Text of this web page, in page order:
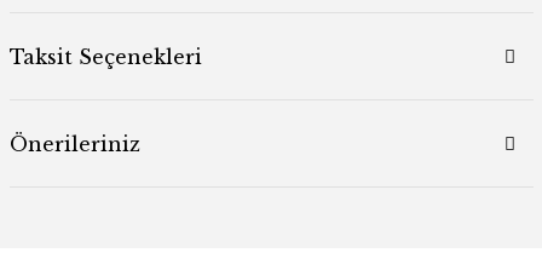
Taksit Seçenekleri
Önerileriniz